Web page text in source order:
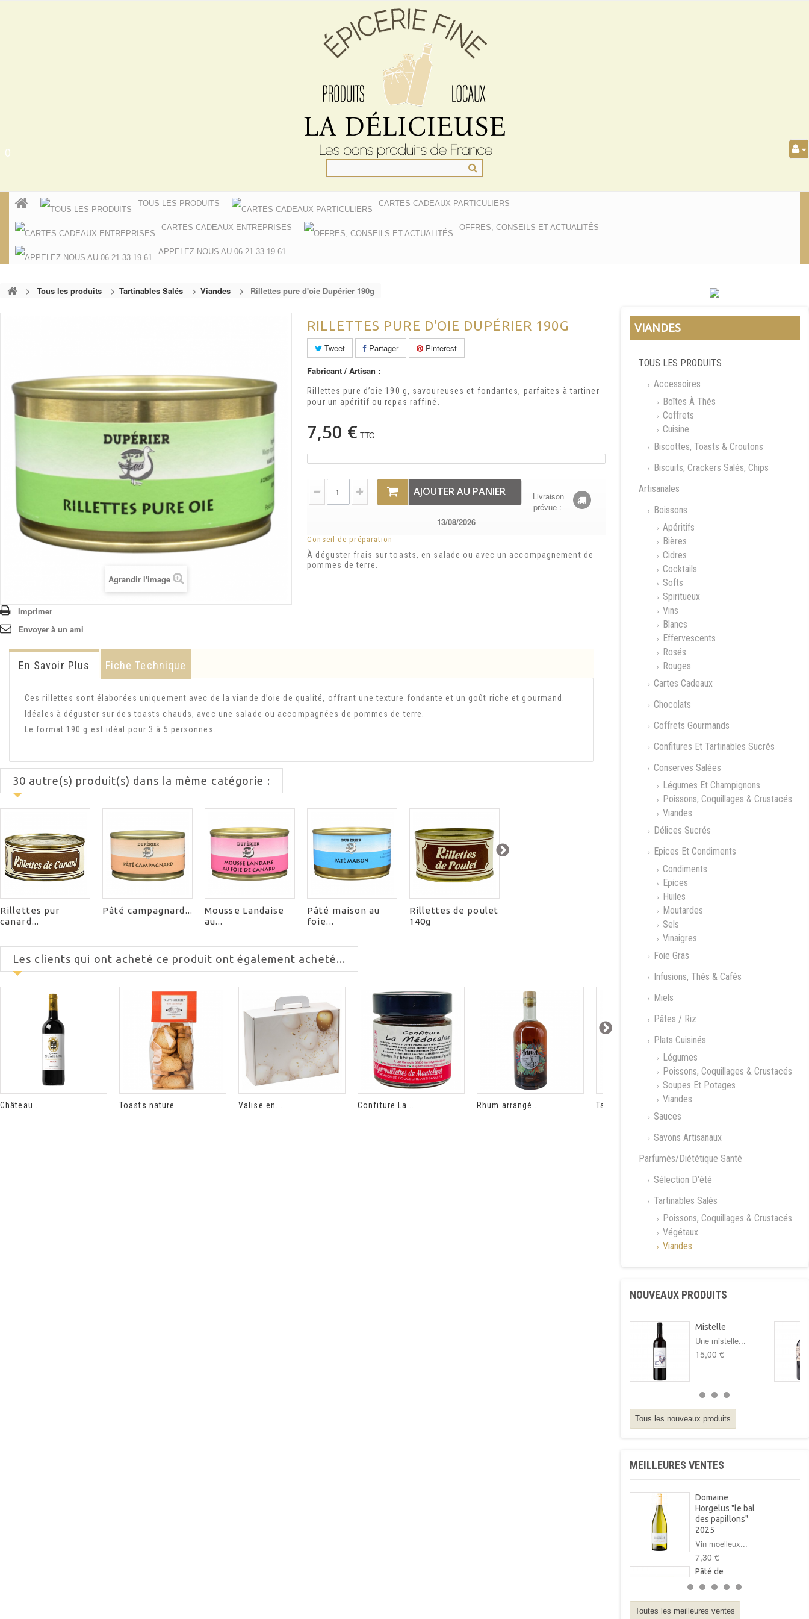
0
TOUS LES PRODUITS CARTES CADEAUX PARTICULIERS
CARTES CADEAUX ENTREPRISES OFFRES, CONSEILS ET ACTUALITÉS
APPELEZ-NOUS AU 06 21 33 19 61
> Tous les produits > Tartinables Salés > Viandes > Rillettes pure d'oie Dupérier 190g
Agrandir l'image
Imprimer
Envoyer à un ami
RILLETTES PURE D'OIE DUPÉRIER 190G
Tweet Partager
Pinterest
Fabricant / Artisan :
Rillettes pure d’oie 190 g, savoureuses et fondantes, parfaites à tartiner
pour un apéritif ou repas raffiné.
7,50 € TTC
AJOUTER AU PANIER
Livraison
prévue :
13/08/2026
Conseil de préparation
À déguster frais sur toasts, en salade ou avec un accompagnement de
pommes de terre.
En Savoir Plus Fiche Technique
Ces rillettes sont élaborées uniquement avec de la viande d’oie de qualité, offrant une texture fondante et un goût riche et gourmand.
Idéales à déguster sur des toasts chauds, avec une salade ou accompagnées de pommes de terre.
Le format 190 g est idéal pour 3 à 5 personnes.
30 autre(s) produit(s) dans la même catégorie :
Rillettes pur
canard...
Pâté campagnard...
Mousse Landaise
au...
Pâté maison au
foie...
Rillettes de poulet
140g
L'Espelou 90g
Les clients qui ont acheté ce produit ont également acheté...
Château... Toasts nature Valise en... Confiture La... Rhum arrangé... Tartare...
VIANDES
TOUS LES PRODUITS
Accessoires
Boîtes À Thés
Coffrets
Cuisine
Biscottes, Toasts & Croutons
Biscuits, Crackers Salés, Chips
Artisanales
Boissons
Apéritifs
Bières
Cidres
Cocktails
Softs
Spiritueux
Vins
Blancs
Effervescents
Rosés
Rouges
Cartes Cadeaux
Chocolats
Coffrets Gourmands
Confitures Et Tartinables Sucrés
Conserves Salées
Légumes Et Champignons
Poissons, Coquillages & Crustacés
Viandes
Délices Sucrés
Epices Et Condiments
Condiments
Epices
Huiles
Moutardes
Sels
Vinaigres
Foie Gras
Infusions, Thés & Cafés
Miels
Pâtes / Riz
Plats Cuisinés
Légumes
Poissons, Coquillages & Crustacés
Soupes Et Potages
Viandes
Sauces
Savons Artisanaux
Parfumés/Diététique Santé
Sélection D'été
Tartinables Salés
Poissons, Coquillages & Crustacés
Végétaux
Viandes
NOUVEAUX PRODUITS
Mistelle
Une mistelle...
15,00 €
Tous les nouveaux produits
MEILLEURES VENTES
Domaine
Horgelus "le bal
des papillons"
2025
Vin moelleux...
7,30 €
Pâté de
campagne au foie
gras Arnabar
125g
Toutes les meilleures ventes